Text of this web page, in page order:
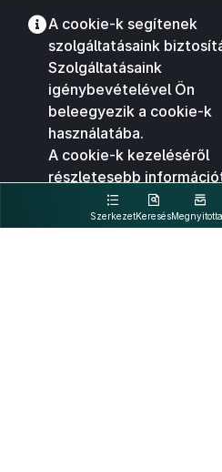
SzerkezetKeresés
A cookie-k segítenek
szolgáltatásaink
Szolgáltatásaink
igénybevételével Ön
beleegyezik a cookie-k
használatába.
A cookie-k kezeléséről
részletesebb
kattintva olvashat.